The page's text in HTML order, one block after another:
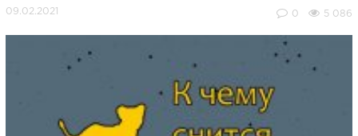
0 5 086